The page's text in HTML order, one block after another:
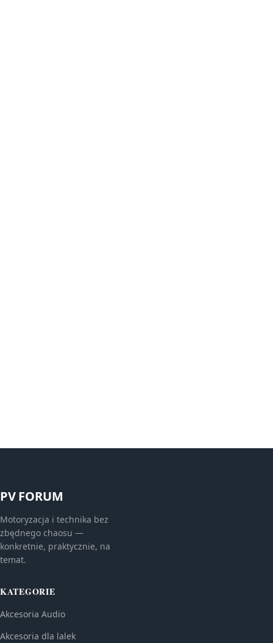
PV FORUM
Motoryzacja i technika bez
zbędnego chaosu —
konkretnie, praktycznie, na
temat.
KATEGORIE
Akcesoria Audio
Akcesoria dla lalek